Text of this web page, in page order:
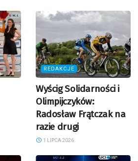
REDAKCJE
Wyścig Solidarności i
Olimpijczyków:
Radosław Frątczak na
razie drugi
1 LIPCA 2026